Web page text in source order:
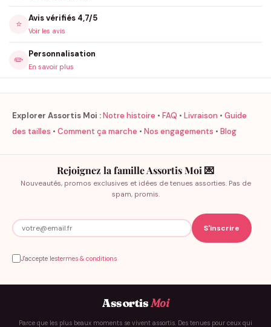
⭐
Avis vérifiés 4,7/5
Voir les avis
✏️
Personnalisation
En savoir plus
Explorer Assortis Moi :Notre histoire • FAQ • Livraison • Guide
des tailles • Comment ça marche • Nos engagements • Blog
Rejoignez la famille Assortis Moi 💌
Nouveautés, promos exclusives et idées de tenues assorties. Pas de
spam, promis.
J'accepte lestermes & conditions
AssortisMoi
Parce que les plus beaux moments se vivent assortis. Des tenues pour ceux qui